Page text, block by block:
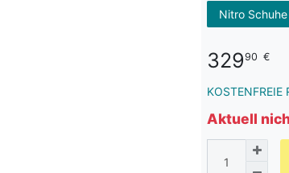
Nitro
32990 €
KOSTENFREIE
Aktuell